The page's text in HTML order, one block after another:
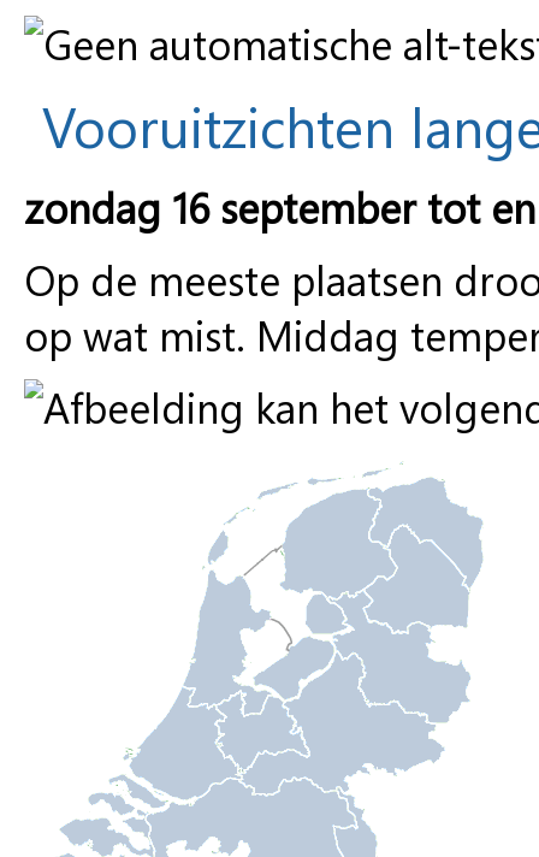
Vooruitzichten
zondag 16 september tot
Op de meeste plaatsen
op wat mist. Middag